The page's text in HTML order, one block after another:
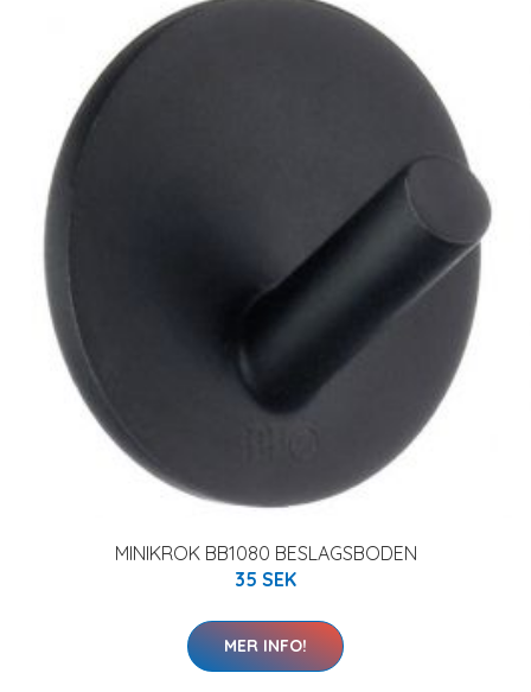
MINIKROK BB1080 BESLAGSBODEN
35 SEK
MER INFO!